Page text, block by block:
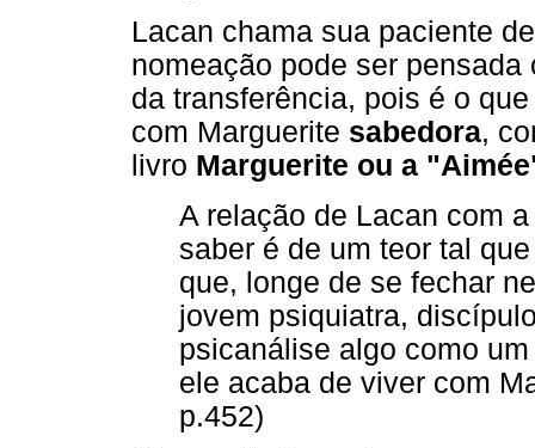
Lacan chama sua paciente
nomeação pode ser
da transferência, pois é o
com Marguerite sabedora,
livro Marguerite ou a
A relação de Lacan com
saber é de um teor tal
que, longe de se fechar
jovem psiquiatra,
psicanálise algo como
ele acaba de viver com
p.452)